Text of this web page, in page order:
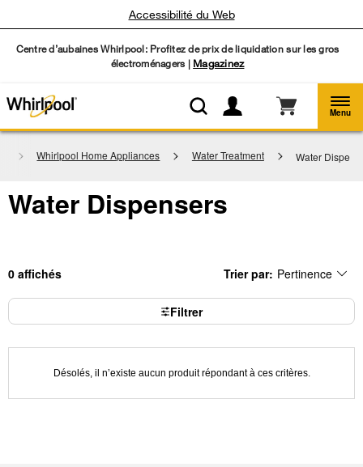
Centre d’aubaines Whirlpool: Profitez de prix de liquidation sur les gros
électroménagers | Magazinez
Accessibilité du Web
Menu
Whirlpool Home Appliances Water Treatment Water
Water Dispensers
0
Content
the
been
Trier par:
Changing
sort
the
will
the
Pertinence
Filtrer
Désolés, il n’existe aucun produit répondant à ces critères.